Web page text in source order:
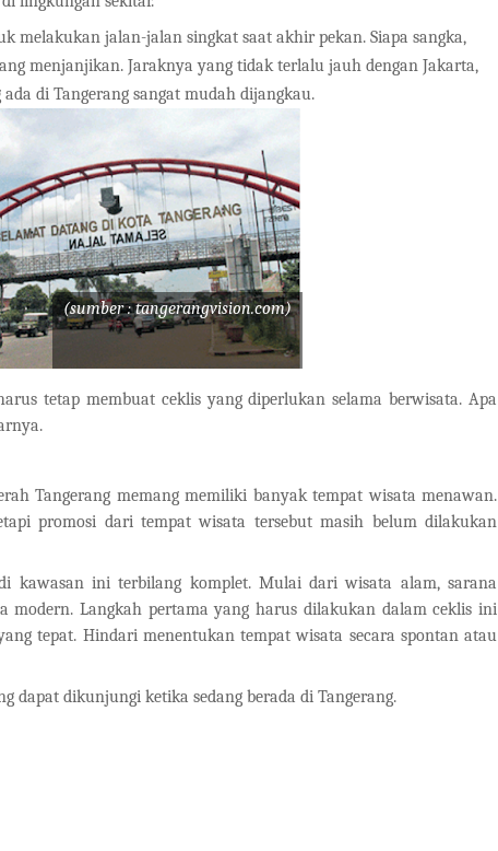
melakukan jalan-jalan singkat saat akhir pekan. Siapa sangka,
menjanjikan. Jaraknya yang tidak terlalu jauh dengan Jakarta,
di Tangerang sangat mudah dijangkau.
(sumber : tangerangvision.com)
tetap membuat ceklis yang diperlukan selama berwisata. Apa
Tangerang memang memiliki banyak tempat wisata menawan.
promosi dari tempat wisata tersebut masih belum dilakukan
kawasan ini terbilang komplet. Mulai dari wisata alam, sarana
modern. Langkah pertama yang harus dilakukan dalam ceklis ini
tepat. Hindari menentukan tempat wisata secara spontan atau
dapat dikunjungi ketika sedang berada di Tangerang.